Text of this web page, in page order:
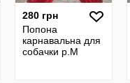
280 грн
Попона
карнавальна для
собачки р.М